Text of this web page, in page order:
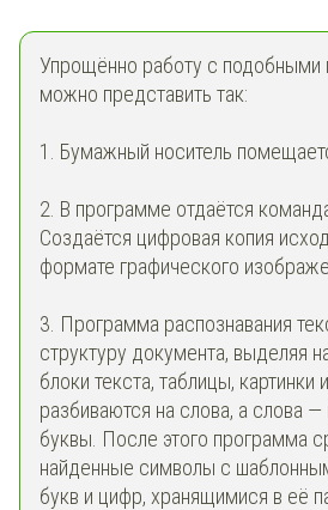
Упрощённо работу с подобными
можно представить так:
1. Бумажный носитель
2. В программе отдаётся
Создаётся цифровая копия
формате графического
3. Программа распознавания
структуру документа, выделяя
блоки текста, таблицы, картинки
разбиваются на слова, а слова
буквы. После этого программа
найденные символы с
букв и цифр, хранящимися в её